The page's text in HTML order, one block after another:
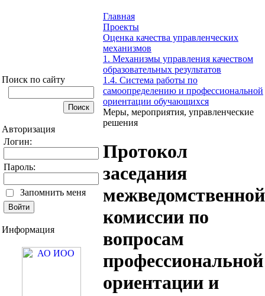
Поиск по сайту
Авторизация
Логин:
Пароль:
Запомнить меня
Информация
Главная
Проекты
Оценка качества управленческих
механизмов
1. Механизмы управления качеством
образовательных результатов
1.4. Система работы по
самоопределению и профессиональной
ориентации обучающихся
Меры, мероприятия, управленческие
решения
Протокол
заседания
межведомственной
комиссии по
вопросам
профессиональной
ориентации и